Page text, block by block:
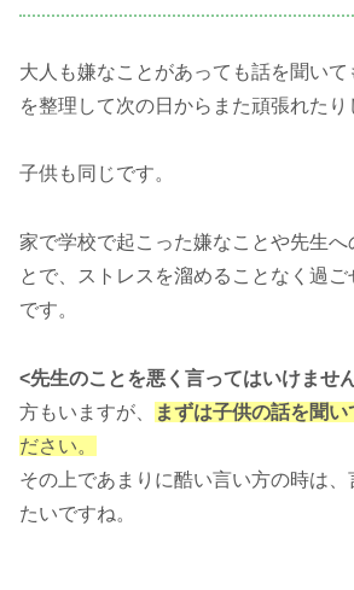
大人も嫌なことがあっても話を聞い
を整理して次の日からまた頑張れたり
子供も同じです。
家で学校で起こった嫌なことや先生へ
とで、ストレスを溜めることなく過
です。
<先生のことを悪く言ってはいけませ
方もいますが、
まずは子供の話を聞い
ださい。
その上であまりに酷い言い方の時は
たいですね。